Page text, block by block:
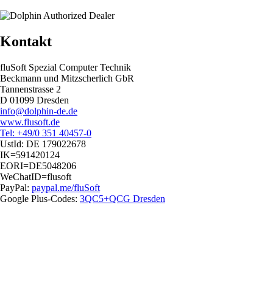
Kontakt
fluSoft Spezial Computer Technik
Beckmann und Mitzscherlich GbR
Tannenstrasse 2
D 01099 Dresden
info@dolphin-de.de
www.flusoft.de
Tel: +49/0 351 40457-0
UstId: DE 179022678
IK=591420124
EORI=DE5048206
WeChatID=flusoft
PayPal: paypal.me/fluSoft
Google Plus-Codes: 3QC5+QCG Dresden